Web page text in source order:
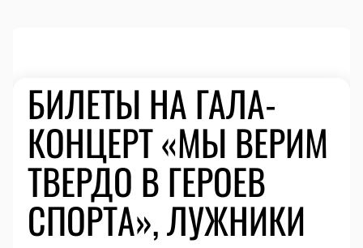
БИЛЕТЫ НА ГАЛА-
КОНЦЕРТ «МЫ ВЕРИМ
ТВЕРДО В ГЕРОЕВ
СПОРТА», ЛУЖНИКИ